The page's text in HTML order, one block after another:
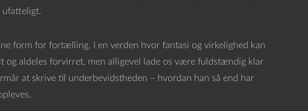
ufatteligt.
form for fortælling. I en verden hvor fantasi og virkelighed kan
og aldeles forvirret, men alligevel lade os være fuldstændig klar
at skrive til underbevidstheden – hvordan han så end har